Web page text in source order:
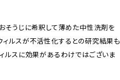
そうじに希釈して薄めた中性洗剤を
ィルスが不活性化するとの研究結果も
ルスに効果があるわけではございま